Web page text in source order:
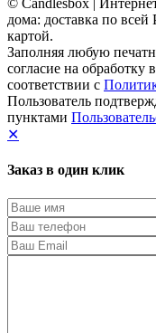
© Candlesbox |
дома: доставка по
картой.
Заполняя любую
согласие на
соответствии с
Пользователь
пунктами
✕
Заказ в один клик